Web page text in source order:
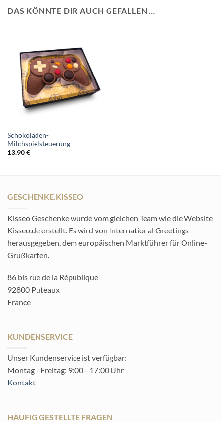
DAS KÖNNTE DIR AUCH GEFALLEN …
Schokoladen-
Milchspielsteuerung
13.90€
GESCHENKE.KISSEO
Kisseo Geschenke wurde vom gleichen Team wie die Website
Kisseo.de erstellt. Es wird von International Greetings
herausgegeben, dem europäischen Marktführer für Online-
Grußkarten.
86 bis rue de la République
92800 Puteaux
France
KUNDENSERVICE
Unser Kundenservice ist verfügbar:
Montag - Freitag: 9:00 - 17:00 Uhr
Kontakt
HÄUFIG GESTELLTE FRAGEN